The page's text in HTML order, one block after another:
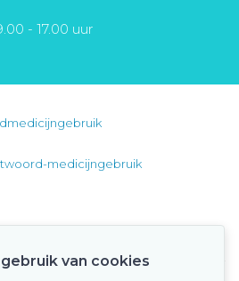
- 17.00 uur
medicijngebruik
van cookies